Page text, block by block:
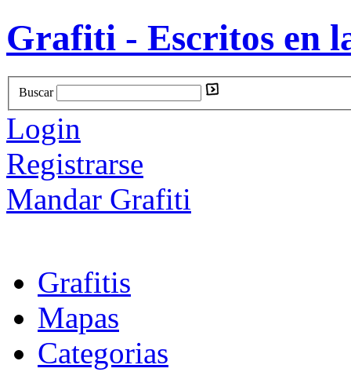
Grafiti - Escritos en
Buscar
Login
Registrarse
Mandar Grafiti
Grafitis
Mapas
Categorias